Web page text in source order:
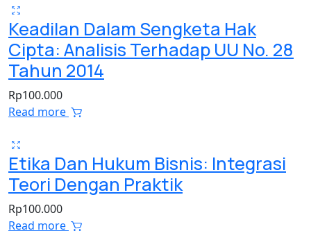
Keadilan Dalam Sengketa Hak
Cipta: Analisis Terhadap UU No. 28
Tahun 2014
Rp100.000
Read more
Etika Dan Hukum Bisnis: Integrasi
Teori Dengan Praktik
Rp100.000
Read more